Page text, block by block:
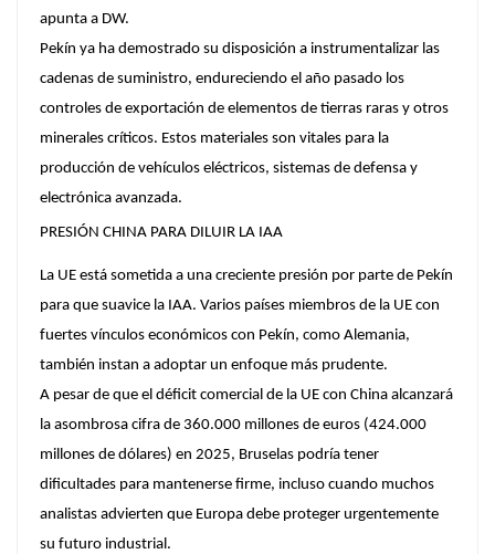
apunta a DW.
Pekín ya ha demostrado su disposición a instrumentalizar las
cadenas de suministro, endureciendo el año pasado los
controles de exportación de elementos de tierras raras y otros
minerales críticos. Estos materiales son vitales para la
producción de vehículos eléctricos, sistemas de defensa y
electrónica avanzada.
PRESIÓN CHINA PARA DILUIR LA IAA
La UE está sometida a una creciente presión por parte de Pekín
para que suavice la IAA. Varios países miembros de la UE con
fuertes vínculos económicos con Pekín, como Alemania,
también instan a adoptar un enfoque más prudente.
A pesar de que el déficit comercial de la UE con China alcanzará
la asombrosa cifra de 360.000 millones de euros (424.000
millones de dólares) en 2025, Bruselas podría tener
dificultades para mantenerse firme, incluso cuando muchos
analistas advierten que Europa debe proteger urgentemente
su futuro industrial.